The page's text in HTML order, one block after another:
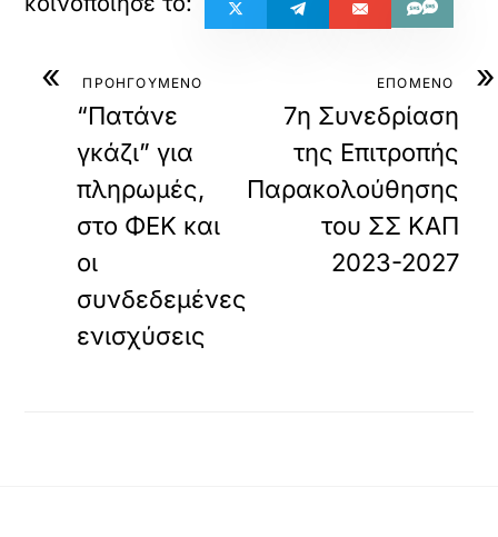
« ΠΡΟΗΓΟΥΜΕΝΟ
“Πατάνε
γκάζι” για
πληρωμές,
στο ΦΕΚ και
οι
συνδεδεμένες
ενισχύσεις
»
ΕΠΟΜΕΝΟ
7η Συνεδρίαση
της Επιτροπής
Παρακολούθησης
του ΣΣ ΚΑΠ
2023-2027